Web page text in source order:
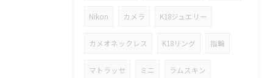
Nikon カメラ K18ジュエリー
カメオネックレス K18リング 指輪
マトラッセ ミニ ラムスキン